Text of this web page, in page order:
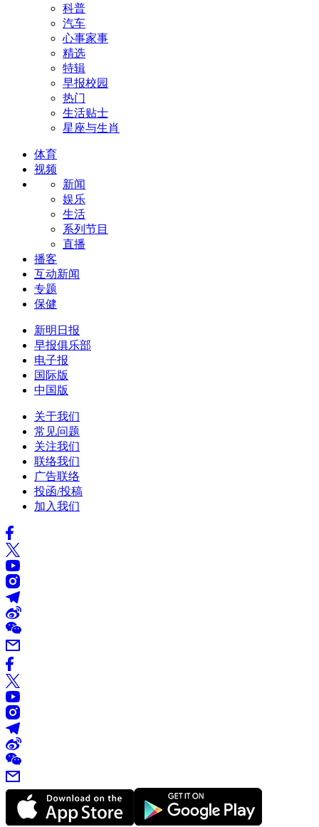
科普
汽车
心事家事
精选
特辑
早报校园
热门
生活贴士
星座与生肖
体育
视频
新闻
娱乐
生活
系列节目
直播
播客
互动新闻
专题
保健
新明日报
早报俱乐部
电子报
国际版
中国版
关于我们
常见问题
关注我们
联络我们
广告联络
投函/投稿
加入我们